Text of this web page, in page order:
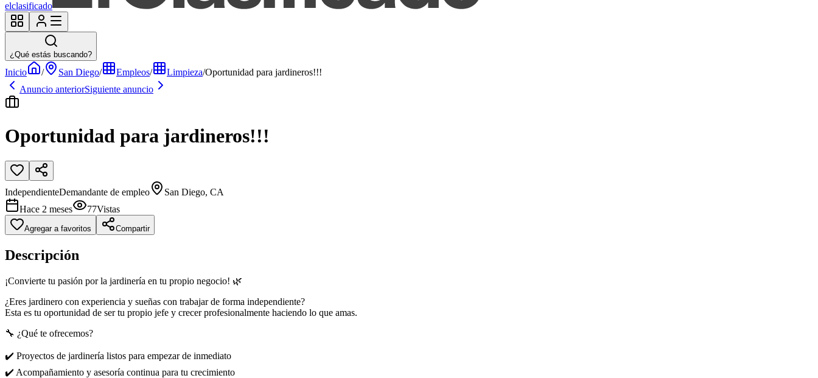
elclasificado
¿Qué estás buscando?
Inicio / San Diego/ Empleos/ Limpieza/Oportunidad para jardineros!!!
Anuncio anteriorSiguiente anuncio
Oportunidad para jardineros!!!
IndependienteDemandante de empleo
San Diego, CA
Hace 2 meses
77Vistas
Agregar a favoritos Compartir
Descripción
¡Convierte tu pasión por la jardinería en tu propio negocio! 🌿
¿Eres jardinero con experiencia y sueñas con trabajar de forma independiente?
Esta es tu oportunidad de ser tu propio jefe y crecer profesionalmente haciendo lo que amas.
🔧 ¿Qué te ofrecemos?
✔️ Proyectos de jardinería listos para empezar de inmediato
✔️ Acompañamiento y asesoría continua para tu crecimiento